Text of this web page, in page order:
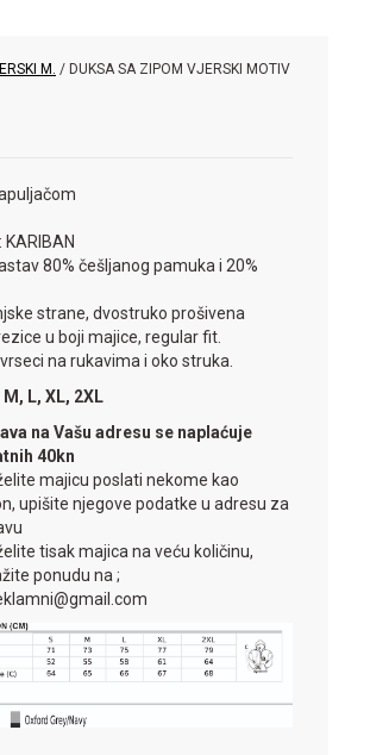
M. / DUKSA SA ZIPOM VJERSKI MOTIV
80% češljanog pamuka i 20%
strane, dvostruko prošivena
u boji majice, regular fit.
na rukavima i oko struka.
L, XL, 2XL
na Vašu adresu se naplaćuje
40kn
majicu poslati nekome kao
upišite njegove podatke u adresu za
tisak majica na veću količinu,
ponudu na ;